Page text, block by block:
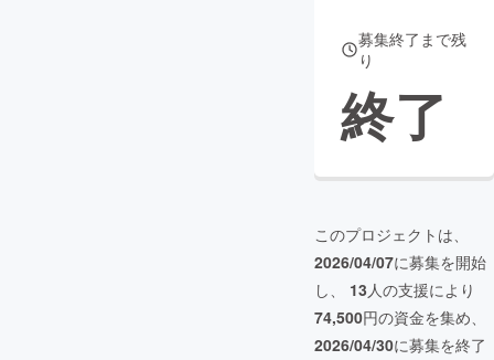
募集終了まで残
り
終了
このプロジェクトは、
2026/04/07に募集を開始
し、 13人の支援により
74,500円の資金を集め、
2026/04/30に募集を終了